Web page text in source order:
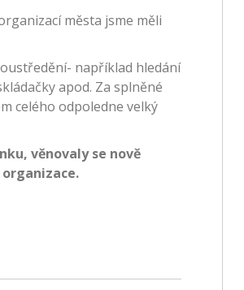
města jsme měli
například hledání
apod. Za splněné
celého odpoledne velký
věnovaly se nově